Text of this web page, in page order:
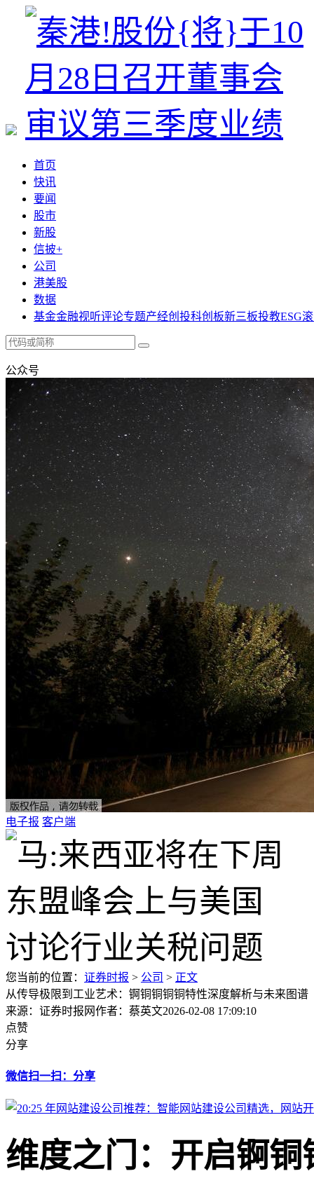
首页
快讯
要闻
股市
新股
信披+
公司
港美股
数据
基金金融视听评论专题产经创投科创板新三板投教ESG
公众号
电子报 客户端
您当前的位置： 证券时报 > 公司 > 正文
从传导极限到工业艺术：锕铜铜铜铜特性深度解析与未来图谱
来源：证券时报网作者：蔡英文2026-02-08 17:09:10
点赞
分享
微信扫一扫：分享
维度之门：开启锕